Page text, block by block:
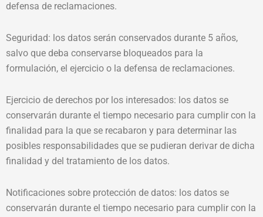
defensa de reclamaciones.
Seguridad: los datos serán conservados durante 5 años,
salvo que deba conservarse bloqueados para la
formulación, el ejercicio o la defensa de reclamaciones.
Ejercicio de derechos por los interesados: los datos se
conservarán durante el tiempo necesario para cumplir con la
finalidad para la que se recabaron y para determinar las
posibles responsabilidades que se pudieran derivar de dicha
finalidad y del tratamiento de los datos.
Notificaciones sobre protección de datos: los datos se
conservarán durante el tiempo necesario para cumplir con la